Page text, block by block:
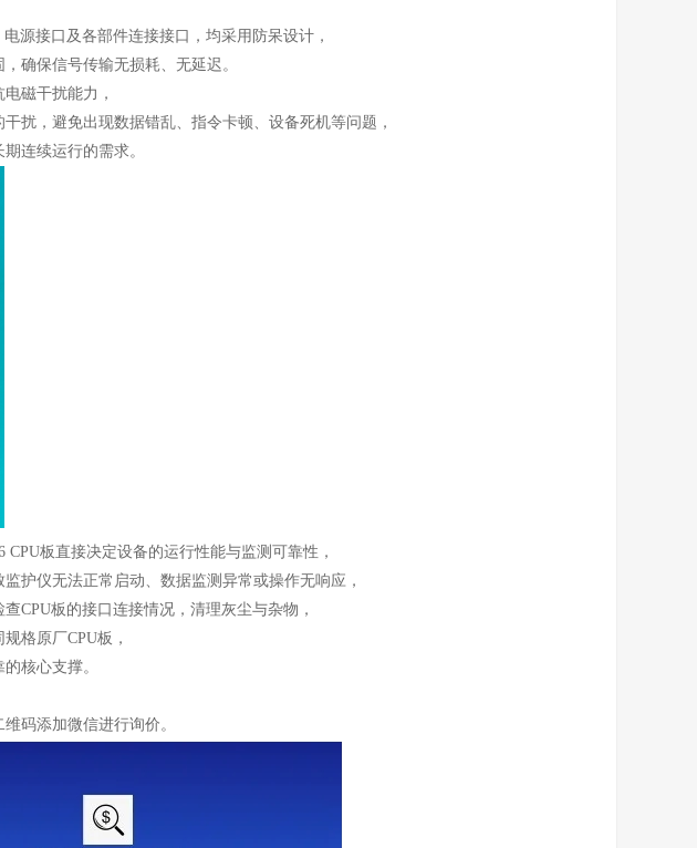
源接口及各部件连接接口，均采用防呆设计，
确保信号传输无损耗、无延迟。
磁干扰能力，
扰，避免出现数据错乱、指令卡顿、设备死机等问题，
连续运行的需求。
CPU板直接决定设备的运行性能与监测可靠性，
护仪无法正常启动、数据监测异常或操作无响应，
CPU板的接口连接情况，清理灰尘与杂物，
格原厂CPU板，
核心支撑。
码添加微信进行询价。